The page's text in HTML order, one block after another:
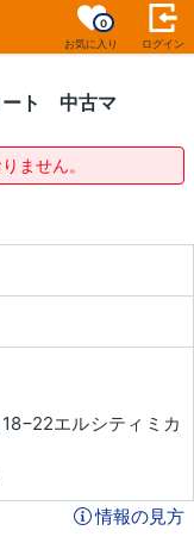
お気に入り
0
ログイン
ート 中古マ
ません。
エルシティミカ
情報の見方